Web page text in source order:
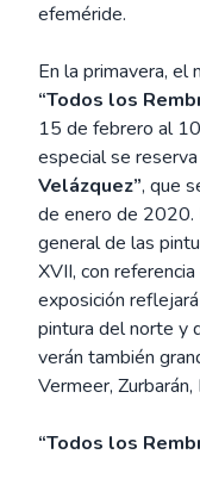
efeméride.
En la primavera, el
“Todos los
15 de febrero al
especial se
Velázquez”, que
de enero de 2020.
general de las
XVII, con
exposición
pintura del norte y
verán también
Vermeer,
“Todos los